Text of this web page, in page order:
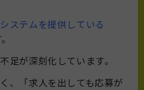
ステムを提供している
足が深刻化しています。
、「求人を出しても応募が